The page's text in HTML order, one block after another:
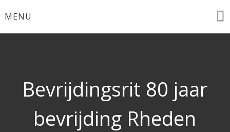
naar
MENU
Bevrijdingsrit 80 jaar
bevrijding Rheden